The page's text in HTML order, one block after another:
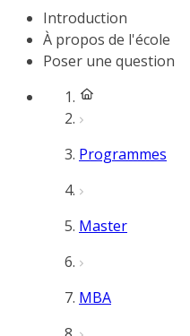
Introduction
À propos de l'école
Poser une question
Programmes
Master
MBA